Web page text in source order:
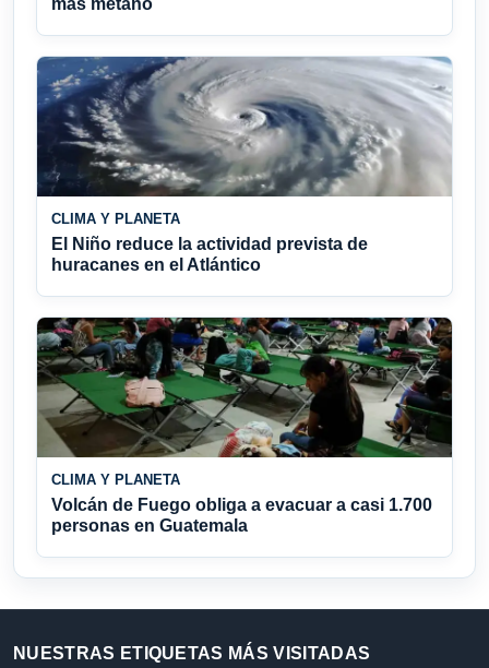
más metano
CLIMA Y PLANETA
El Niño reduce la actividad prevista de
huracanes en el Atlántico
CLIMA Y PLANETA
Volcán de Fuego obliga a evacuar a casi 1.700
personas en Guatemala
NUESTRAS ETIQUETAS MÁS VISITADAS